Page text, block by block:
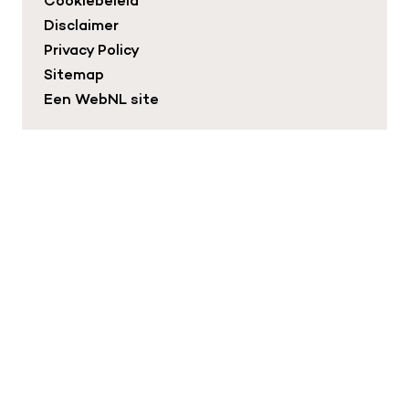
Disclaimer
Privacy Policy
Sitemap
Een WebNL site